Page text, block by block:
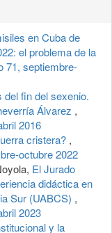
en Cuba de
el problema de la
71, septiembre-
fin del sexenio.
Álvarez ,
2016
cristera? ,
octubre 2022
El Jurado
didáctica en
Sur (UABCS) ,
2023
y la